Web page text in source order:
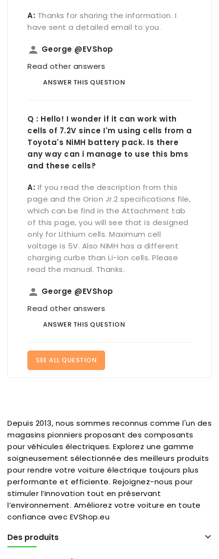
A: Thanks for sharing the information. I
have sent a detailed email to you.
person George @EVShop
Read other answers
ANSWER THIS QUESTION
Q : Hello! I wonder if it can work with
cells of 7.2V since I'm using cells from a
Toyota's NiMH battery pack. Is there
any way can i manage to use this bms
and these cells?
A: If you read the description from this
page and the Orion Jr.2 specifications file,
which can be find in the Attachment tab
of this page, you will see that is designed
only for Lithium cells. Maximum cell
voltage is 5V. Also NiMH has a different
charging curbe than Li-Ion cells. Please
read the manual. Thanks.
person George @EVShop
Read other answers
ANSWER THIS QUESTION
SEE ALL QUESTION
Depuis 2013, nous sommes reconnus comme l'un des
magasins pionniers proposant des composants
pour véhicules électriques. Explorez une gamme
soigneusement sélectionnée des meilleurs produits
pour rendre votre voiture électrique toujours plus
performante et efficiente. Rejoignez-nous pour
stimuler l’innovation tout en préservant
l’environnement. Améliorez votre voiture en toute
confiance avec EVShop.eu
Des produits